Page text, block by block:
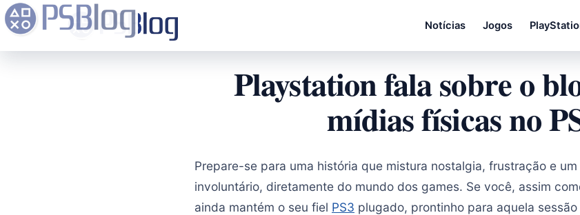
Notícias Jogos
Playstation fala sobre o
mídias físicas no
Prepare-se para uma história que mistura nostalgia, frustração e
involuntário, diretamente do mundo dos games. Se você, assim
ainda mantém o seu fiel PS3 plugado, prontinho para aquela